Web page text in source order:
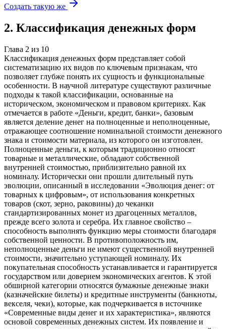
Создать такую же
2. Классификация денежных форм
Глава 2 из 10
Классификация денежных форм представляет собой
систематизацию их видов по ключевым признакам, что
позволяет глубже понять их сущность и функциональные
особенности. В научной литературе существуют различные
подходы к такой классификации, основанные на
историческом, экономическом и правовом критериях. Как
отмечается в работе «Деньги, кредит, банки», базовым
является деление денег на полноценные и неполноценные,
отражающее соотношение номинальной стоимости денежного
знака и стоимости материала, из которого он изготовлен.
Полноценные деньги, к которым традиционно относят
товарные и металлические, обладают собственной
внутренней стоимостью, приблизительно равной их
номиналу. Исторически они прошли длительный путь
эволюции, описанный в исследовании «Эволюция денег: от
товарных к цифровым», от использования конкретных
товаров (скот, зерно, раковины) до чеканки
стандартизированных монет из драгоценных металлов,
прежде всего золота и серебра. Их главное свойство –
способность выполнять функцию меры стоимости благодаря
собственной ценности. В противоположность им,
неполноценные деньги не имеют существенной внутренней
стоимости, значительно уступающей номиналу. Их
покупательная способность устанавливается и гарантируется
государством или доверием экономических агентов. К этой
обширной категории относятся бумажные денежные знаки
(казначейские билеты) и кредитные инструменты (банкноты,
векселя, чеки), которые, как подчеркивается в источнике
«Современные виды денег и их характеристика», являются
основой современных денежных систем. Их появление и